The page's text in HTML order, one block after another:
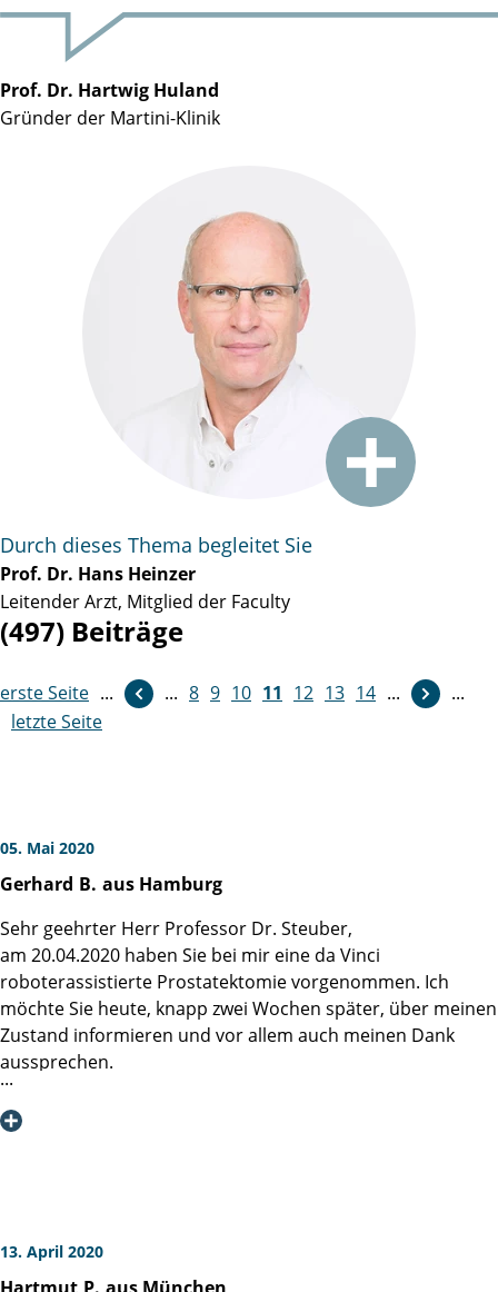
Prof. Dr. Hartwig Huland
Gründer der Martini-Klinik
Durch dieses Thema begleitet Sie
Prof. Dr. Hans Heinzer
Leitender Arzt, Mitglied der Faculty
(497) Beiträge
erste Seite ... ... 8 9 10 11 12 13 14 ...
weiter
...
letzte Seite
05. Mai 2020
Gerhard B. aus Hamburg
Sehr geehrter Herr Professor Dr. Steuber,
am 20.04.2020 haben Sie bei mir eine da Vinci
roboterassistierte Prostatektomie vorgenommen. Ich
möchte Sie heute, knapp zwei Wochen später, über meinen
Zustand informieren und vor allem auch meinen Dank
aussprechen.
ln Vorbereitung auf meinen OP-Termin gab es, wie in der
Martini-Klinik üblich, mehrere sehr ausführliche
kann allerdings unter Umständen etwas länger dauern.
Am 24.04.2020 wurde ich mit Katheter entlassen und hatte
13. April 2020